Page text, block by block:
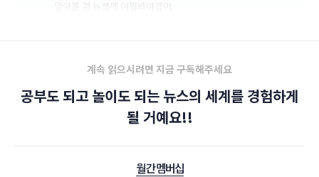
계속 읽으시려면 지금 구독해주세요
공부도 되고 놀이도 되는 뉴스의 세계를 경험하게
될 거예요!!
월간 멤버십